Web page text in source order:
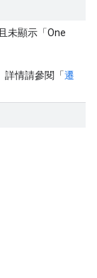
未顯示「One
詳情請參閱「遷